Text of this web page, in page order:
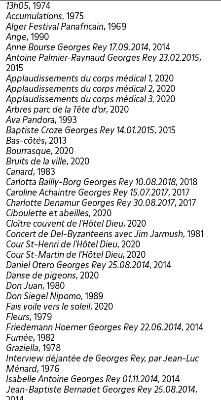
13h05, 1974
Accumulations, 1975
Alger Festival Panafricain, 1969
Ange, 1990
Anne Bourse Georges Rey 17.09.2014, 2014
Antoine Palmier-Raynaud Georges Rey 23.02.2015,
2015
Applaudissements du corps médical 1, 2020
Applaudissements du corps médical 2, 2020
Applaudissements du corps médical 3, 2020
Arbres parc de la Tête d'or, 2020
Ava Pandora, 1993
Baptiste Croze Georges Rey 14.01.2015, 2015
Bas-côtés, 2013
Bourrasque, 2020
Bruits de la ville, 2020
Canard, 1983
Carlotta Bailly-Borg Georges Rey 10.08.2018, 2018
Caroline Achaintre Georges Rey 15.07.2017, 2017
Charlotte Denamur Georges Rey 30.08.2017, 2017
Ciboulette et abeilles, 2020
Cloître couvent de l'Hôtel Dieu, 2020
Concert de Del-Byzanteens avec Jim Jarmush, 1981
Cour St-Henri de l'Hôtel Dieu, 2020
Cour St-Martin de l'Hôtel Dieu, 2020
Daniel Otero Georges Rey 25.08.2014, 2014
Danse de pigeons, 2020
Don Juan, 1980
Don Siegel Nipomo, 1989
Fais voile vers le soleil, 2020
Fleurs, 1979
Friedemann Hoerner Georges Rey 22.06.2014, 2014
Fumée, 1982
Graziella, 1978
Interview déjantée de Georges Rey, par Jean-Luc
Ménard, 1976
Isabelle Antoine Georges Rey 01.11.2014, 2014
Jean-Baptiste Bernadet Georges Rey 25.08.2014,